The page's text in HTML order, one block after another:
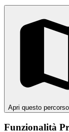
Apri questo
Funzionalità